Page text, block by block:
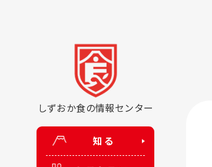
しずおか食の情報センター
知る